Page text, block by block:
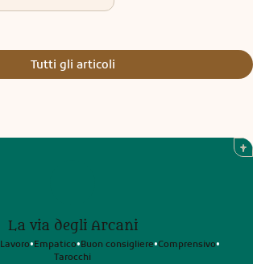
Tutti gli articoli
La via degli Arcani
Lavoro•Empatico•Buon consigliere•Comprensivo•
Tarocchi